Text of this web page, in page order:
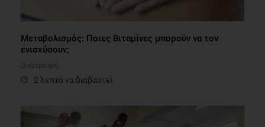
Μεταβολισμός: Ποιες Bιταμίνες μπορούν να τον
ενισχύσουν;
Διατροφή
2 λεπτά να διαβαστεί